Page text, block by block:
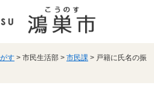
す > 市民生活部 > 市民課 > 戸籍に氏名の振